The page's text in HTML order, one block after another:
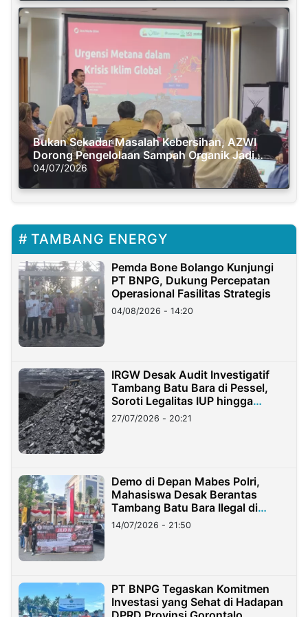
Bukan Sekadar Masalah Kebersihan, AZWI
Dorong Pengelolaan Sampah Organik Jadi
Solusi Krisis Iklim
04/07/2026
TAMBANG ENERGY
Pemda Bone Bolango Kunjungi
PT BNPG, Dukung Percepatan
Operasional Fasilitas Strategis
04/08/2026 - 14:20
IRGW Desak Audit Investigatif
Tambang Batu Bara di Pessel,
Soroti Legalitas IUP hingga
Stockpile
27/07/2026 - 20:21
Demo di Depan Mabes Polri,
Mahasiswa Desak Berantas
Tambang Batu Bara Ilegal di
Lampung
14/07/2026 - 21:50
PT BNPG Tegaskan Komitmen
Investasi yang Sehat di Hadapan